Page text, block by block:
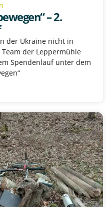
– 2.
der Ukraine nicht in
der Leppermühle
Spendenlauf unter dem